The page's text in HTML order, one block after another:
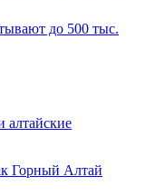
до 500 тыс.
алтайские
Горный Алтай